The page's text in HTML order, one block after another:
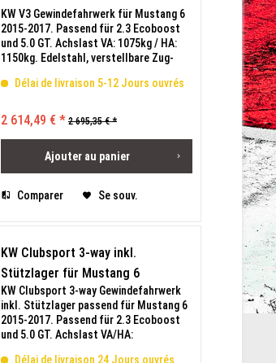
KW V3 Gewindefahrwerk für Mustang 6
2015-2017. Passend für 2.3 Ecoboost
und 5.0 GT. Achslast VA: 1075kg / HA:
1150kg. Edelstahl, verstellbare Zug-
50mm / HA: 20-40mm. Mit
Délai de livraison 5-12 Jours ouvrés
2 614,49 € * 2 695,35 € *
Ajouter au panier
Comparer Se souv.
KW Clubsport 3-way inkl.
Stützlager für Mustang 6
KW Clubsport 3-way Gewindefahrwerk
inkl. Stützlager passend für Mustang 6
2015-2017. Passend für 2.3 Ecoboost
und 5.0 GT. Achslast VA/HA:
Délai de livraison 24 Jours ouvrés